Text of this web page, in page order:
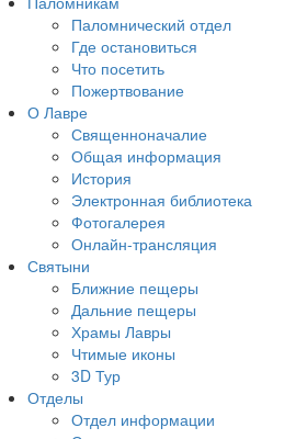
Паломнический отдел
Где остановиться
Что посетить
Пожертвование
О Лавре
Священноначалие
Общая информация
История
Электронная библиотека
Фотогалерея
Онлайн-трансляция
Святыни
Ближние пещеры
Дальние пещеры
Храмы Лавры
Чтимые иконы
3D Тур
Отделы
Отдел информации